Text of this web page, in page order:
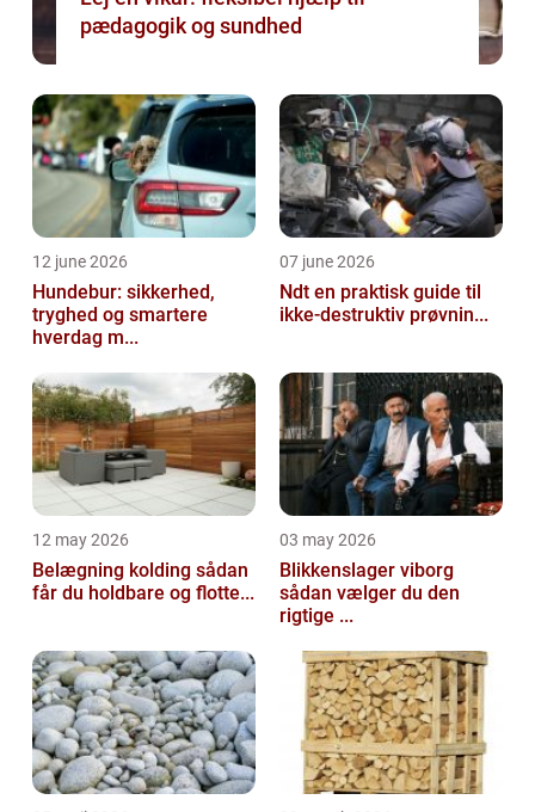
pædagogik og sundhed
12 june 2026
Hundebur: sikkerhed,
tryghed og smartere
hverdag m...
07 june 2026
Ndt en praktisk guide til
ikke-destruktiv prøvnin...
12 may 2026
Belægning kolding sådan
får du holdbare og flotte...
03 may 2026
Blikkenslager viborg
sådan vælger du den
rigtige ...